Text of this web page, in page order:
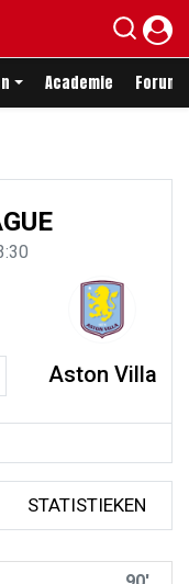
Academie Forum
Aston Villa
STATISTIEKEN